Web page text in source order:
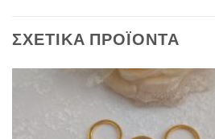
ΣΧΕΤΙΚΆ ΠΡΟΪΌΝΤΑ